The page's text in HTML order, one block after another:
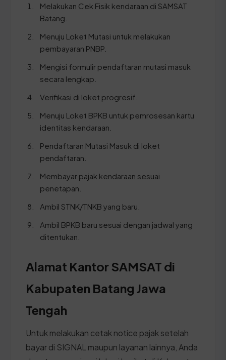
Melakukan Cek Fisik kendaraan di SAMSAT
Batang.
Menuju Loket Mutasi untuk melakukan
pembayaran PNBP.
Mengisi formulir pendaftaran mutasi masuk
secara lengkap.
Verifikasi di loket progresif.
Menuju Loket BPKB untuk pemrosesan kartu
identitas kendaraan.
Pendaftaran Mutasi Masuk di loket
pendaftaran.
Membayar pajak kendaraan sesuai
penetapan.
Ambil STNK/TNKB yang baru.
Ambil BPKB baru sesuai dengan jadwal yang
ditentukan.
Alamat Kantor SAMSAT di
Kabupaten Batang Jawa
Tengah
Untuk melakukan cetak notice pajak setelah
bayar di SIGNAL maupun layanan lainnya, Anda